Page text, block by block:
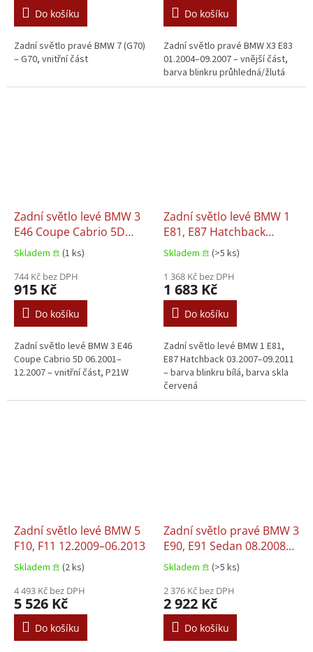
Do košíku
Zadní světlo pravé BMW 7 (G70)
– G70, vnitřní část
Do košíku
Zadní světlo pravé BMW X3 E83
01.2004–09.2007 – vnější část,
barva blinkru průhledná/žlutá
Zadní světlo levé BMW 3
E46 Coupe Cabrio 5D
06.2001–12.2007
Skladem 𖠿 (1 ks)
744 Kč bez DPH
915 Kč
Do košíku
Zadní světlo levé BMW 3 E46
Coupe Cabrio 5D 06.2001–
12.2007 – vnitřní část, P21W
Zadní světlo levé BMW 1
E81, E87 Hatchback
03.2007–09.2011
Skladem 𖠿 (>5 ks)
1 368 Kč bez DPH
1 683 Kč
Do košíku
Zadní světlo levé BMW 1 E81,
E87 Hatchback 03.2007–09.2011
– barva blinkru bílá, barva skla
červená
Zadní světlo levé BMW 5
F10, F11 12.2009–06.2013
Skladem 𖠿 (2 ks)
4 493 Kč bez DPH
5 526 Kč
Do košíku
Zadní světlo pravé BMW 3
E90, E91 Sedan 08.2008–
12.2012
Skladem 𖠿 (>5 ks)
2 376 Kč bez DPH
2 922 Kč
Do košíku